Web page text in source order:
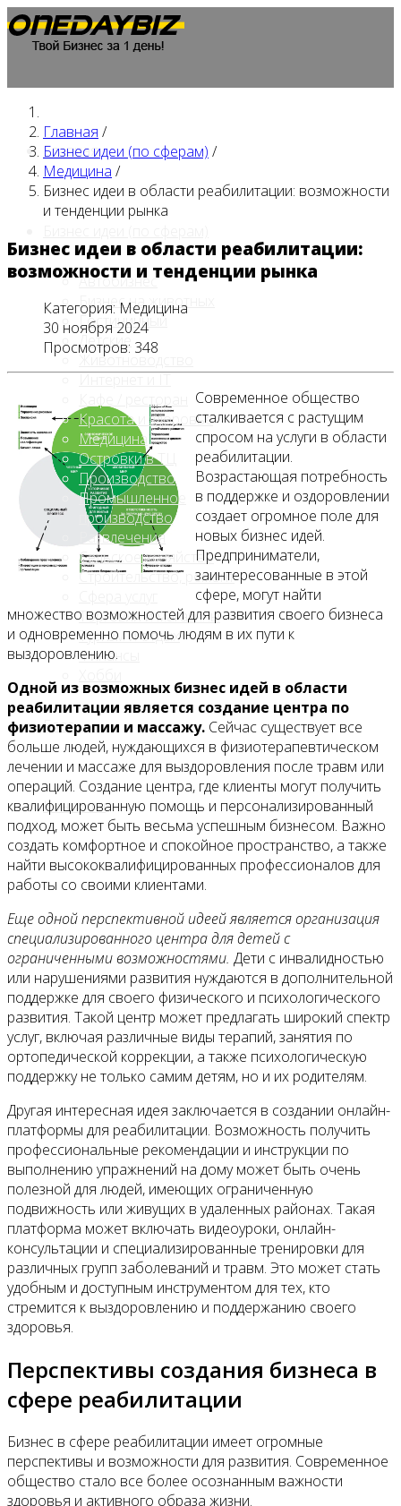
Главная
Автобизнес
Бизнес на животных
Гостиничный
Детские
Животноводство
Красота и здоровье
Медицина
Островки в ТЦ
Производство
Промышленное
производство
Развлечения
Сельское хозяйство
Строительство, ремонт
Торговля и магазины
Туризм и отдых
Финансы
Блог
Контакты
Главная /
Бизнес идеи (по сферам) /
Медицина /
Бизнес идеи в области реабилитации: возможности
и тенденции рынка
Бизнес идеи в области реабилитации:
возможности и тенденции рынка
Категория: Медицина
30 ноября 2024
Просмотров: 348
Современное общество
сталкивается с растущим
спросом на услуги в области
реабилитации.
Возрастающая потребность
в поддержке и оздоровлении
создает огромное поле для
новых бизнес идей.
Предприниматели,
заинтересованные в этой
сфере, могут найти
множество возможностей для развития своего бизнеса
и одновременно помочь людям в их пути к
выздоровлению.
Одной из возможных бизнес идей в области
реабилитации является создание центра по
физиотерапии и массажу. Сейчас существует все
больше людей, нуждающихся в физиотерапевтическом
лечении и массаже для выздоровления после травм или
операций. Создание центра, где клиенты могут получить
квалифицированную помощь и персонализированный
подход, может быть весьма успешным бизнесом. Важно
создать комфортное и спокойное пространство, а также
найти высококвалифицированных профессионалов для
работы со своими клиентами.
Еще одной перспективной идеей является организация
специализированного центра для детей с
ограниченными возможностями. Дети с инвалидностью
или нарушениями развития нуждаются в дополнительной
поддержке для своего физического и психологического
развития. Такой центр может предлагать широкий спектр
услуг, включая различные виды терапий, занятия по
ортопедической коррекции, а также психологическую
поддержку не только самим детям, но и их родителям.
Другая интересная идея заключается в создании онлайн-
платформы для реабилитации. Возможность получить
профессиональные рекомендации и инструкции по
выполнению упражнений на дому может быть очень
полезной для людей, имеющих ограниченную
подвижность или живущих в удаленных районах. Такая
платформа может включать видеоуроки, онлайн-
консультации и специализированные тренировки для
различных групп заболеваний и травм. Это может стать
удобным и доступным инструментом для тех, кто
стремится к выздоровлению и поддержанию своего
здоровья.
Перспективы создания бизнеса в
сфере реабилитации
Бизнес в сфере реабилитации имеет огромные
перспективы и возможности для развития. Современное
общество стало все более осознанным важности
здоровья и активного образа жизни.